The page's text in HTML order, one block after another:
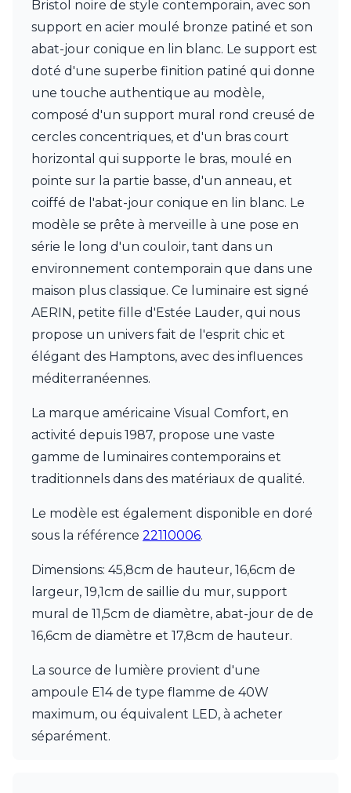
Charlot&Cie
Concept Verre
CVL Luminaires
Edito Paris
Elstead Lighting
Estro
Ferroluce Classic
Fine Art Lamps
Fontini
Gau Lighting
HARTE
Hind Rabii
Hisle
Holtkötter
Hudson Valley
Italamp
Jacques Garcia
JP Ryckaert
Karboxx
Leds C4
LichtRaum Funktion
Lucide
Lucien Gau
Lumini
Lupia Licht
Luz Difusion
MA Salgueiro
Marset
Masiero
Matlight
Michael Anastassiades
Minilampe
Mullan
Munari par Stylnove Ceramiche
Myo
Bristol noire de style contemporain, avec son
support en acier moulé bronze patiné et son
abat-jour conique en lin blanc. Le support est
doté d'une superbe finition patiné qui donne
une touche authentique au modèle,
composé d'un support mural rond creusé de
cercles concentriques, et d'un bras court
horizontal qui supporte le bras, moulé en
pointe sur la partie basse, d'un anneau, et
coiffé de l'abat-jour conique en lin blanc. Le
modèle se prête à merveille à une pose en
série le long d'un couloir, tant dans un
environnement contemporain que dans une
maison plus classique. Ce luminaire est signé
AERIN, petite fille d'Estée Lauder, qui nous
propose un univers fait de l'esprit chic et
élégant des Hamptons, avec des influences
méditerranéennes.
La marque américaine Visual Comfort, en
activité depuis 1987, propose une vaste
gamme de luminaires contemporains et
traditionnels dans des matériaux de qualité.
Le modèle est également disponible en doré
sous la référence 22110006.
Dimensions: 45,8cm de hauteur, 16,6cm de
largeur, 19,1cm de saillie du mur, support
mural de 11,5cm de diamètre, abat-jour de de
16,6cm de diamètre et 17,8cm de hauteur.
La source de lumière provient d'une
ampoule E14 de type flamme de 40W
maximum, ou équivalent LED, à acheter
séparément.